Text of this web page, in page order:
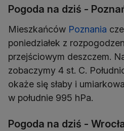
Pogoda na dziś -
Mieszkańców Poznania
poniedziałek z
przejściowym deszczem.
zobaczymy 4 st. C.
okaże się słaby i
w południe 995 hPa.
Pogoda na dziś -